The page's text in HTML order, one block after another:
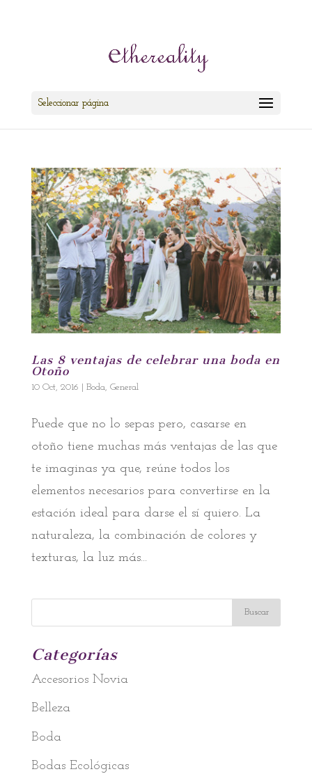
Seleccionar página
Las 8 ventajas de celebrar una boda en
Otoño
10 Oct, 2016 | Boda, General
Puede que no lo sepas pero, casarse en
otoño tiene muchas más ventajas de las que
te imaginas ya que, reúne todos los
elementos necesarios para convertirse en la
estación ideal para darse el sí quiero. La
naturaleza, la combinación de colores y
texturas, la luz más...
Categorías
Accesorios Novia
Belleza
Boda
Bodas Ecológicas